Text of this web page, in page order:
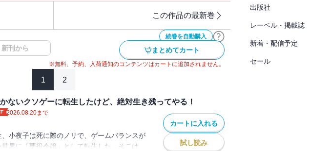
というほど突っ込んで作った作品です。お楽しみください！
この作品の最新巻
続巻を自動購入
新刊から まとめてカート
※無料、予約、入荷通知のコンテンツはカートに追加されません。
1 2
いクソゲーに転生したけど、絶対生き残ってやる！
2026.08.20まで
小夜子は死に際のノリで、ゲームバランスが
界に「悪役令嬢」として転生した。そこは、
カートに入れる
試し読み
出版社
レーベル・掲載誌
新着・配信予定
セール